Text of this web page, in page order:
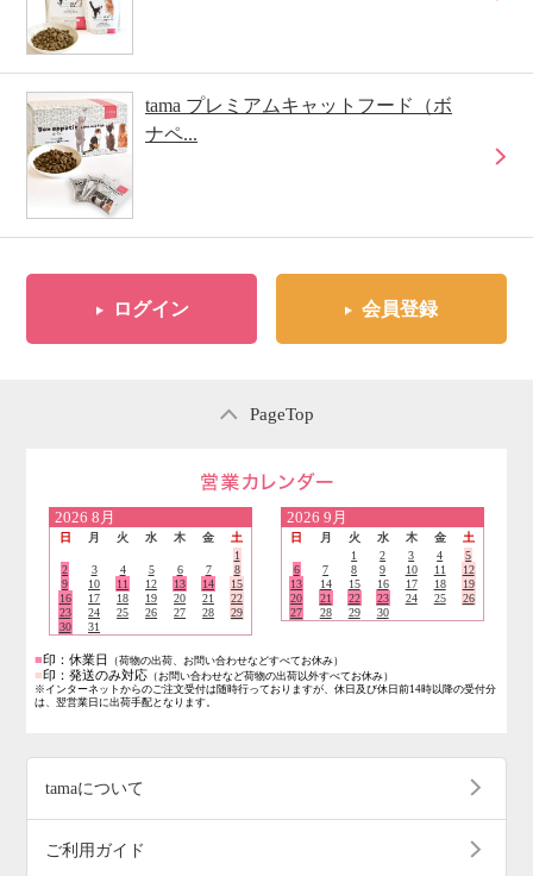
tama プレミアムキャットフード（ボ
ナペ...
ログイン 会員登録
PageTop
2026 8月
日 月 火 水 木 金
土
1
2
3 4 5 6 7
8
9
10 11 12 13 14
15
16
17 18 19 20 21
22
23
24 25 26 27 28
29
30
31
2026 9月
日 月 火 水 木 金
土
1
2 3 4
5
6
7 8 9 10 11
12
13
14 15 16 17 18
19
20
21 22 23 24 25
26
27
28 29 30
■印：休業日 （荷物の出荷、お問い合わせなどすべてお休み）
■印：発送のみ対応 （お問い合わせなど荷物の出荷以外すべてお休み）
※インターネットからのご注文受付は随時行っておりますが、休日及び休日前14時以降の受付分
は、翌営業日に出荷手配となります。
tamaについて
ご利用ガイド